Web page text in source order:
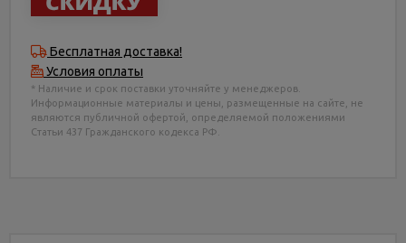
Бесплатная доставка!
Условия оплаты
* Наличие и срок поставки уточняйте у менеджеров.
Информационные материалы и цены, размещенные на сайте, не
являются публичной офертой, определяемой положениями
Статьи 437 Гражданского кодекса РФ.